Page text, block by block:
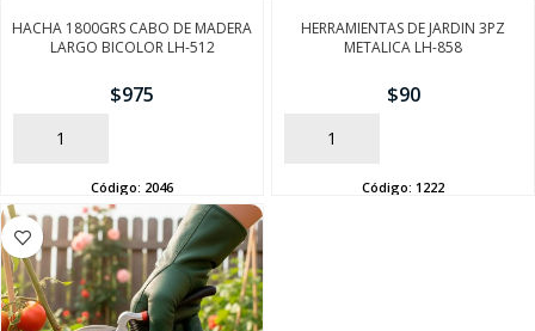
HACHA 1800GRS CABO DE MADERA
LARGO BICOLOR LH-512
$975
AÑADIR
Código: 2046
HERRAMIENTAS DE JARDIN 3PZ
METALICA LH-858
$90
AÑADIR
Código: 1222
SEGUÍ COMPRANDO